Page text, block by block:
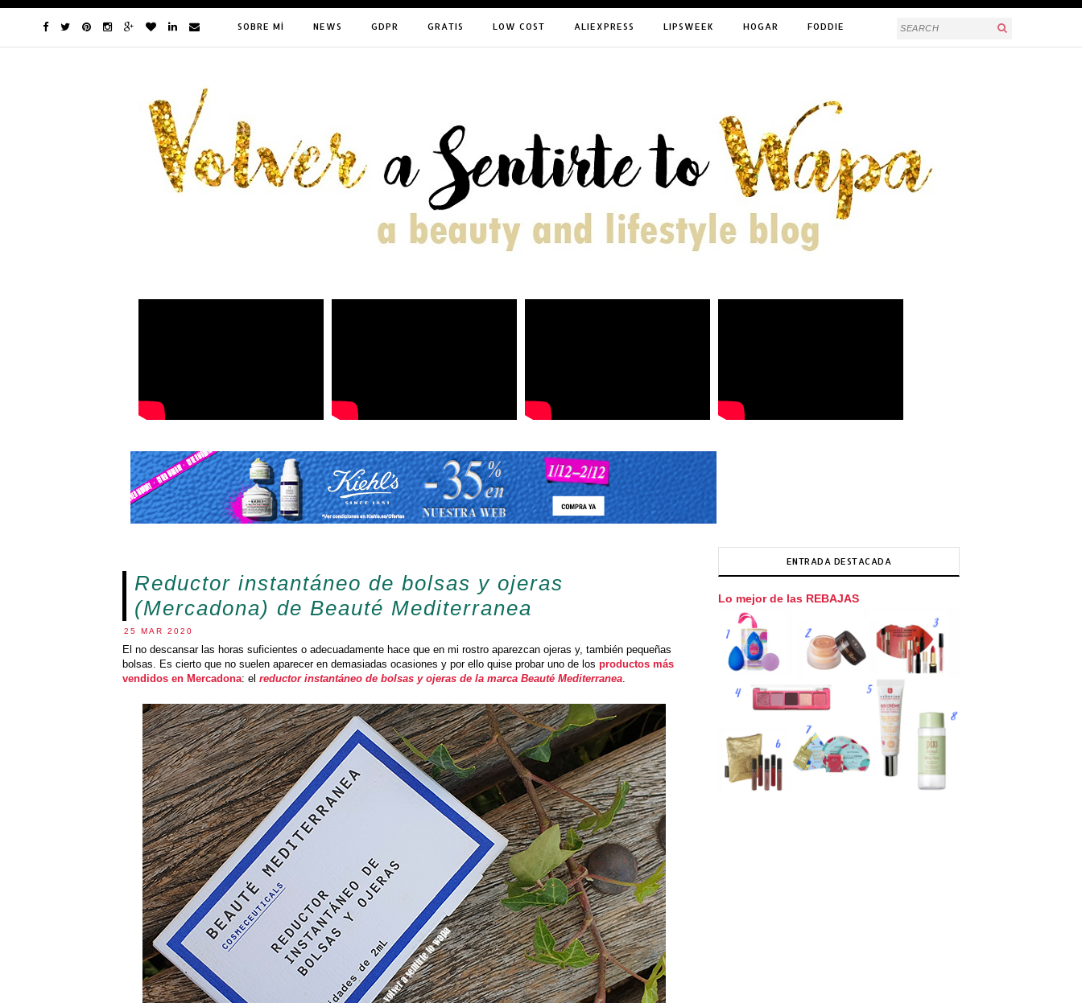
SOBRE MÍ NEWS GDPR GRATIS LOW COST ALIEXPRESS LIPSWEEK HOGAR FODDIE
Reductor instantáneo de bolsas y ojeras
(Mercadona) de Beauté Mediterranea
25 MAR 2020
El no descansar las horas suficientes o adecuadamente hace que en mi rostro aparezcan ojeras y, también pequeñas
bolsas. Es cierto que no suelen aparecer en demasiadas ocasiones y por ello quise probar uno de los productos más
vendidos en Mercadona: el reductor instantáneo de bolsas y ojeras de la marca Beauté Mediterranea.
ENTRADA DESTACADA
Lo mejor de las REBAJAS